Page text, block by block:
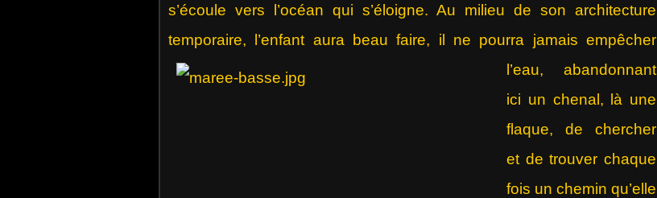
s’écoule vers l’océan qui s’éloigne. Au milieu de son architecture
temporaire, l’enfant aura beau faire, il ne pourra jamais empêcher
l’eau, abandonnant
ici un chenal, là une
flaque, de chercher
et de trouver chaque
fois un chemin qu’elle